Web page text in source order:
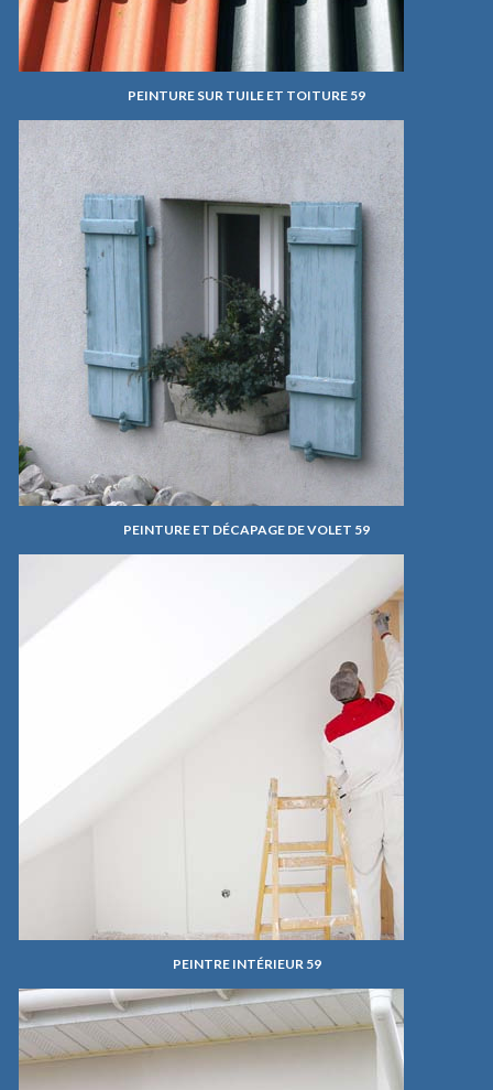
PEINTURE SUR TUILE ET TOITURE 59
PEINTURE ET DÉCAPAGE DE VOLET 59
PEINTRE INTÉRIEUR 59